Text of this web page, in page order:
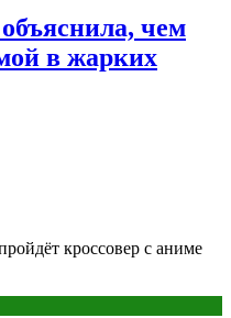
чем
в жарких
кроссовер с аниме